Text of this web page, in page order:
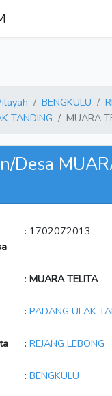
BENGKULU
TANDING
MUARA
Desa
: 1702072013
: MUARA TELITA
: PADANG ULAK
: REJANG LEBONG
: BENGKULU